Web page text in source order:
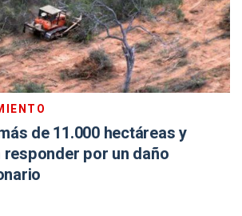
de 11.000 hectáreas y
por un daño